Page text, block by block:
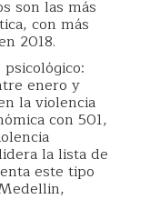
son las más
con más
2018.
enero y
la violencia
con 501,
la lista de
este tipo